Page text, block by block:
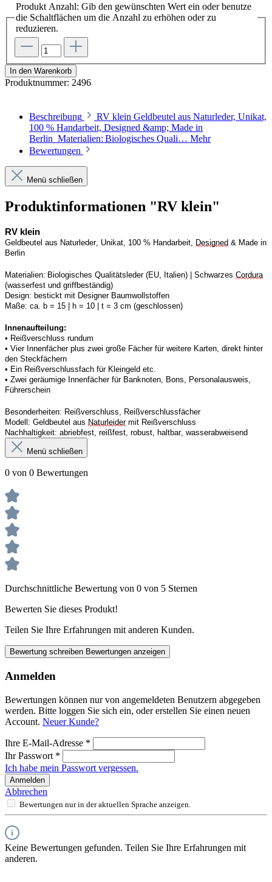
Produkt Anzahl: Gib den gewünschten Wert ein oder benutze
die Schaltflächen um die Anzahl zu erhöhen oder zu
reduzieren.
In den Warenkorb
Produktnummer: 2496
Beschreibung
RV klein Geldbeutel aus Naturleder, Unikat,
100 % Handarbeit, Designed &amp; Made in
Berlin Materialien: Biologisches Quali… Mehr
Bewertungen
Menü schließen
Produktinformationen "RV klein"
RV klein
Geldbeutel aus Naturleder, Unikat, 100 % Handarbeit, Designed & Made in
Berlin
Materialien: Biologisches Qualitätsleder (EU, Italien) | Schwarzes Cordura
(wasserfest und griffbeständig)
Design: bestickt mit Designer Baumwollstoffen
Maße: ca. b = 15 | h = 10 | t = 3 cm (geschlossen)
Innenaufteilung:
• Reißverschluss rundum
• Vier Innenfächer plus zwei große Fächer für weitere Karten, direkt hinter
den Steckfächern
• Ein Reißverschlussfach für Kleingeld etc.
• Zwei geräumige Innenfächer für Banknoten, Bons, Personalausweis,
Führerschein
Besonderheiten: Reißverschluss, Reißverschlussfächer
Modell: Geldbeutel aus Naturleider mit Reißverschluss
Nachhaltigkeit: abriebfest, reißfest, robust, haltbar, wasserabweisend
Menü schließen
0 von 0 Bewertungen
Durchschnittliche Bewertung von 0 von 5 Sternen
Bewerten Sie dieses Produkt!
Teilen Sie Ihre Erfahrungen mit anderen Kunden.
Bewertung schreiben Bewertungen anzeigen
Anmelden
Bewertungen können nur von angemeldeten Benutzern abgegeben
werden. Bitte loggen Sie sich ein, oder erstellen Sie einen neuen
Account. Neuer Kunde?
Ihre E-Mail-Adresse *
Ihr Passwort *
Ich habe mein Passwort vergessen.
Anmelden
Abbrechen
Bewertungen nur in der aktuellen Sprache anzeigen.
Keine Bewertungen gefunden. Teilen Sie Ihre Erfahrungen mit
anderen.